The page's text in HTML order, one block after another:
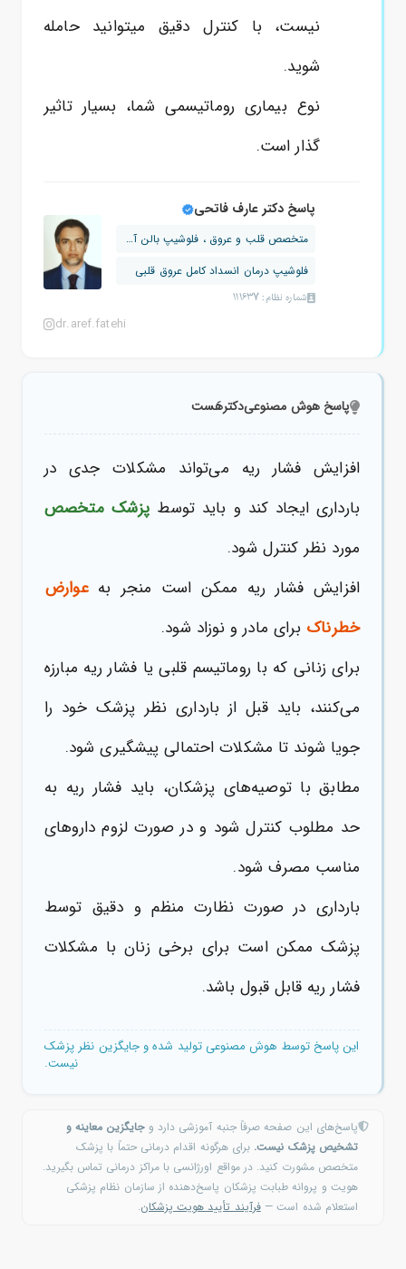
نیست، با کنترل دقیق میتوانید حامله
شوید.
نوع بیماری روماتیسمی شما، بسیار تاثیر
گذار است.
پاسخ دکتر عارف فاتحی
متخصص قلب و عروق ، فلوشیپ بالن آنژیوپ...
فلوشیپ درمان انسداد کامل عروق قلبی
شماره نظام: 111637
dr.aref.fatehi
پاسخ هوش مصنوعیدکترهَست
افزایش فشار ریه می‌تواند مشکلات جدی در
بارداری ایجاد کند و باید توسط پزشک متخصص
مورد نظر کنترل شود.
افزایش فشار ریه ممکن است منجر بهعوارض
خطرناک برای مادر و نوزاد شود.
برای زنانی که با روماتیسم قلبی یا فشار ریه مبارزه
می‌کنند، باید قبل از بارداری نظر پزشک خود را
جویا شوند تا مشکلات احتمالی پیشگیری شود.
مطابق با توصیه‌های پزشکان، باید فشار ریه به
حد مطلوب کنترل شود و در صورت لزوم داروهای
مناسب مصرف شود.
بارداری در صورت نظارت منظم و دقیق توسط
پزشک ممکن است برای برخی زنان با مشکلات
فشار ریه قابل قبول باشد.
این پاسخ توسط هوش مصنوعی تولید شده و جایگزین نظر پزشک
نیست.
پاسخ‌های این صفحه صرفاً جنبه آموزشی دارد وجایگزین معاینه و
تشخیص پزشک نیست. برای هرگونه اقدام درمانی حتماً با پزشک
متخصص مشورت کنید. در مواقع اورژانسی با مراکز درمانی تماس بگیرید.
هویت و پروانه طبابت پزشکان پاسخ‌دهنده از سازمان نظام پزشکی
استعلام شده است —فرآیند تأیید هویت پزشکان.